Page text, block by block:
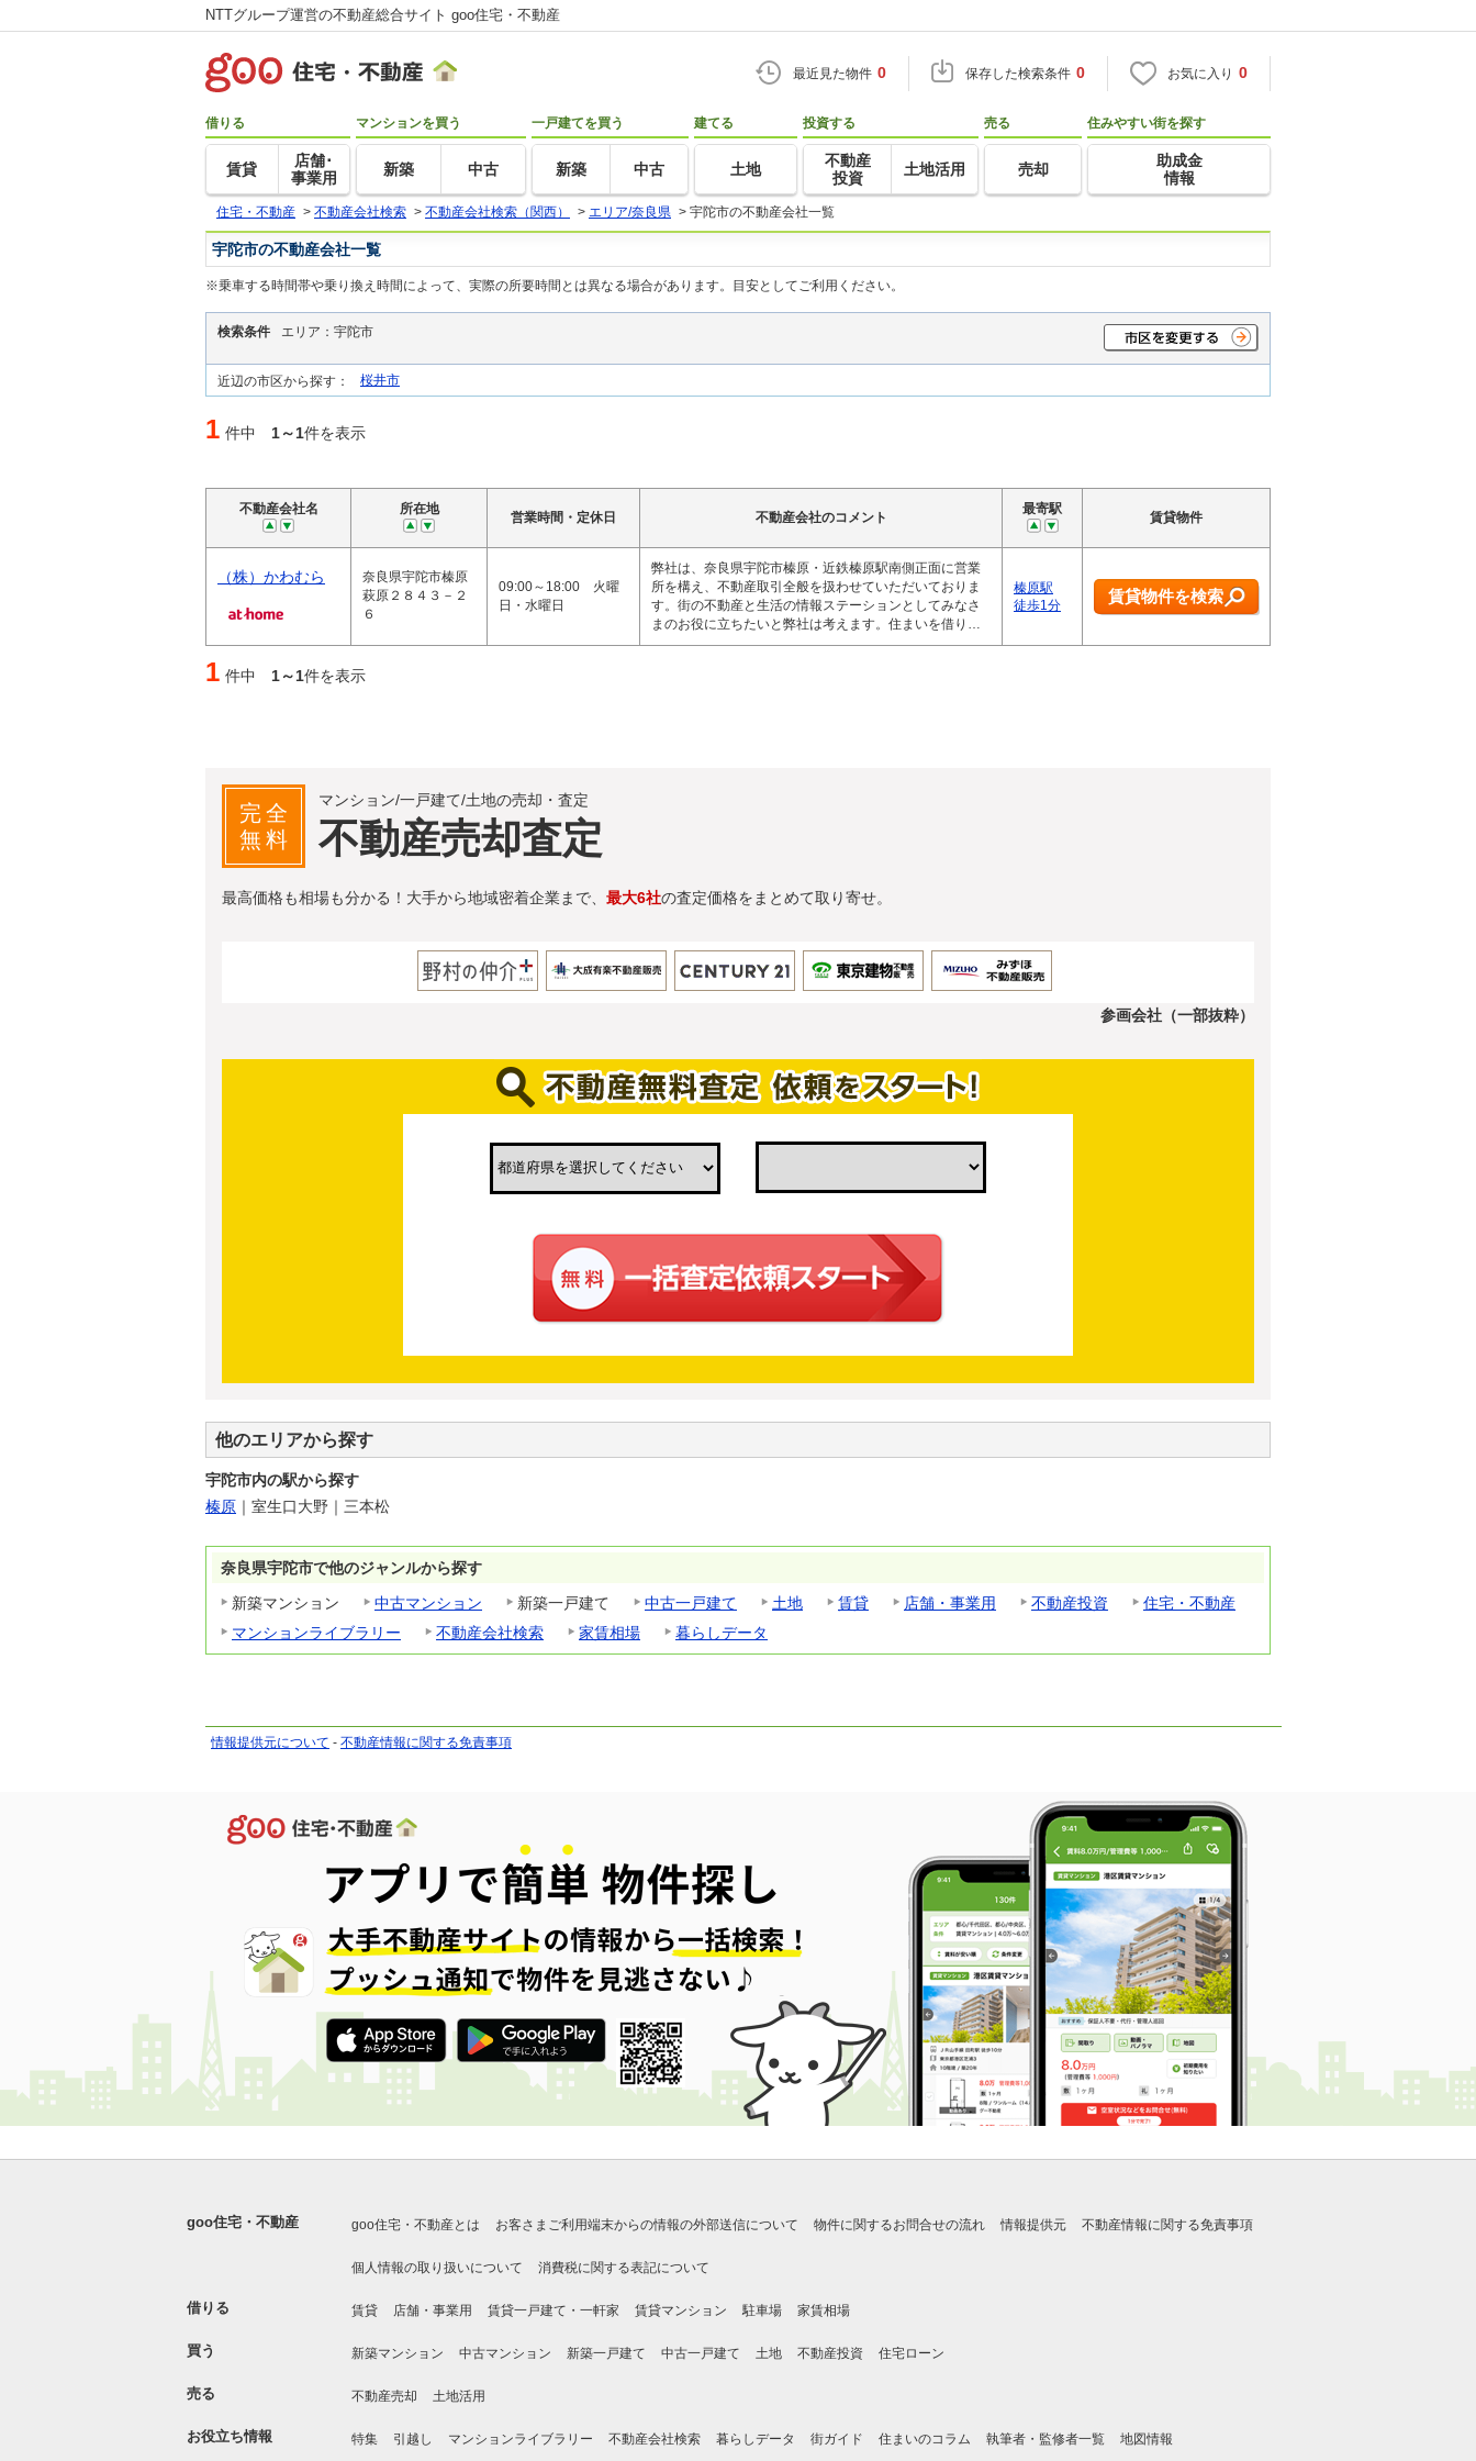
NTTグループ運営の不動産総合サイト goo住宅・不動産
最近見た物件 0 保存した検索条件 0 お気に入り 0
借りる
賃貸
店舗･
事業用
マンションを買う
新築 中古
一戸建てを買う
新築 中古
建てる
土地
投資する
不動産
投資
土地活用
売る
売却
住みやすい街を探す
助成金
情報
住宅・不動産 > 不動産会社検索 > 不動産会社検索（関西） > エリア/奈良県 > 宇陀市の不動産会社一覧
宇陀市の不動産会社一覧
※乗車する時間帯や乗り換え時間によって、実際の所要時間とは異なる場合があります。目安としてご利用ください。
検索条件 エリア：宇陀市
近辺の市区から探す： 桜井市
1 件中 1～1件を表示
不動産会社名 所在地
営業時間・定休日 不動産会社のコメント
最寄駅
賃貸物件
（株）かわむら
奈良県宇陀市榛原
萩原２８４３－２
６
09:00～18:00 火曜
日・水曜日
弊社は、奈良県宇陀市榛原・近鉄榛原駅南側正面に営業
所を構え、不動産取引全般を扱わせていただいておりま
す。街の不動産と生活の情報ステーションとしてみなさ
まのお役に立ちたいと弊社は考えます。住まいを借り…
榛原駅
徒歩1分
賃貸物件を検索
1 件中 1～1件を表示
完全
無料
マンション/一戸建て/土地の売却・査定
不動産売却査定
最高価格も相場も分かる！大手から地域密着企業まで、 最大6社の査定価格をまとめて取り寄せ。
参画会社（一部抜粋）
他のエリアから探す
宇陀市内の駅から探す
榛原 ｜ 室生口大野 ｜ 三本松
奈良県宇陀市で他のジャンルから探す
新築マンション
中古マンション 新築一戸建て 中古一戸建て 土地 賃貸 店舗・事業用 不動産投資
住宅・不動産
マンションライブラリー
不動産会社検索 家賃相場 暮らしデータ
情報提供元について - 不動産情報に関する免責事項
goo住宅・不動産 goo住宅・不動産とは お客さまご利用端末からの情報の外部送信について 物件に関するお問合せの流れ 情報提供元 不動産情報に関する免責事項
個人情報の取り扱いについて 消費税に関する表記について
借りる 賃貸 店舗・事業用 賃貸一戸建て・一軒家 賃貸マンション 駐車場 家賃相場
買う 新築マンション 中古マンション 新築一戸建て 中古一戸建て 土地 不動産投資 住宅ローン
売る 不動産売却 土地活用
お役立ち情報 特集 引越し マンションライブラリー 不動産会社検索 暮らしデータ 街ガイド 住まいのコラム 執筆者・監修者一覧 地図情報